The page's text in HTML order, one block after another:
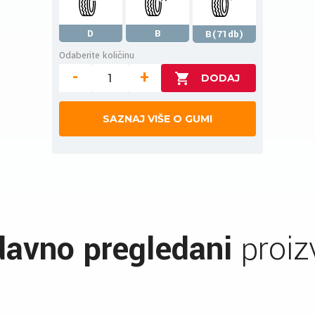
D B
B(71db)
Odaberite količinu
- +
SAZNAJ VIŠE O GUMI
pregledani